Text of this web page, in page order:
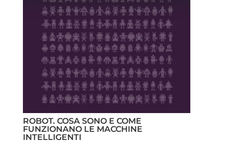
ROBOT. COSA SONO E COME
FUNZIONANO LE MACCHINE
INTELLIGENTI